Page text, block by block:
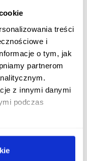
treści
i
o tym, jak
partnerom
z innymi danymi
podczas
wzbudza
objawy z
ginekologiczne
otrzymać
bezpieczny?
na
razu?